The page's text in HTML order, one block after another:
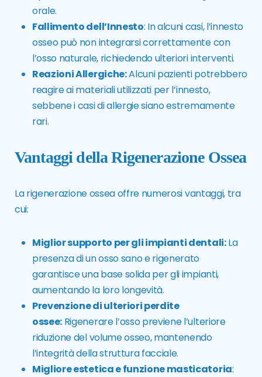
orale.
Fallimento dell’Innesto: In alcuni casi, l’innesto
osseo può non integrarsi correttamente con
l’osso naturale, richiedendo ulteriori interventi.
Reazioni Allergiche:Alcuni pazienti potrebbero
reagire ai materiali utilizzati per l’innesto,
sebbene i casi di allergie siano estremamente
rari.
Vantaggi della Rigenerazione Ossea
La rigenerazione ossea offre numerosi vantaggi, tra
cui:
Miglior supporto per gli impianti dentali:La
presenza di un osso sano e rigenerato
garantisce una base solida per gli impianti,
aumentando la loro longevità.
Prevenzione di ulteriori perdite
ossee: Rigenerare l’osso previene l’ulteriore
riduzione del volume osseo, mantenendo
l’integrità della struttura facciale.
Migliore estetica e funzione masticatoria: